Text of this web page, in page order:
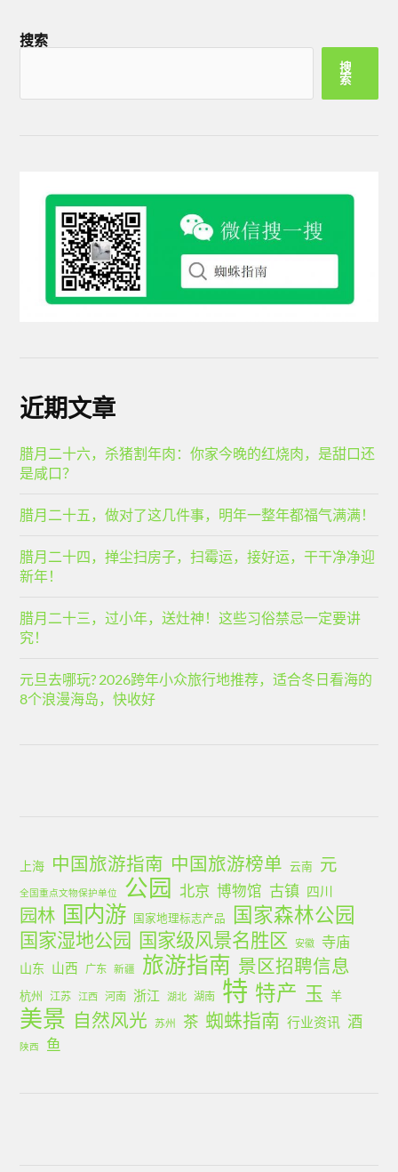
搜索
搜
索
近期文章
腊月二十六，杀猪割年肉：你家今晚的红烧肉，是甜口还
是咸口？
腊月二十五，做对了这几件事，明年一整年都福气满满！
腊月二十四，掸尘扫房子，扫霉运，接好运，干干净净迎
新年！
腊月二十三，过小年，送灶神！这些习俗禁忌一定要讲
究！
元旦去哪玩? 2026跨年小众旅行地推荐，适合冬日看海的
8个浪漫海岛，快收好
上海 中国旅游指南 中国旅游榜单 云南 元
全国重点文物保护单位 公园 北京 博物馆 古镇 四川
园林 国内游 国家地理标志产品 国家森林公园
国家湿地公园 国家级风景名胜区 安徽 寺庙
山东 山西 广东 新疆 旅游指南 景区招聘信息
杭州 江苏 江西 河南 浙江 湖北 湖南 特 特产 玉 羊
美景 自然风光 苏州 茶 蜘蛛指南 行业资讯 酒
陕西 鱼